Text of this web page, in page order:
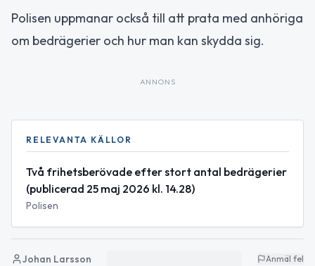
Polisen uppmanar också till att prata med anhöriga
om bedrägerier och hur man kan skydda sig.
ANNONS
RELEVANTA KÄLLOR
Två frihetsberövade efter stort antal bedrägerier
(publicerad 25 maj 2026 kl. 14.28)
Polisen
Johan Larsson Anmäl fel